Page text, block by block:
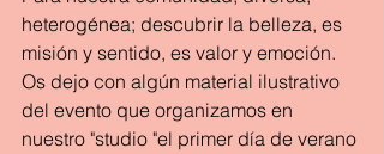
heterogénea; descubrir la belleza, es
misión y sentido, es valor y emoción.
Os dejo con algún material ilustrativo
del evento que organizamos en
nuestro "studio "el primer día de verano